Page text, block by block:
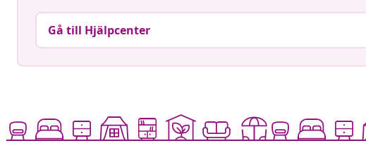
Gå till Hjälpcenter